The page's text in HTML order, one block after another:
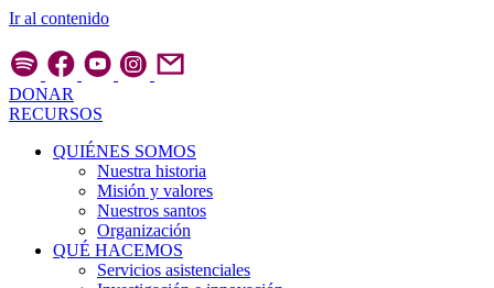
Ir al contenido
DONAR
RECURSOS
QUIÉNES SOMOS
Nuestra historia
Misión y valores
Nuestros santos
Organización
QUÉ HACEMOS
Servicios asistenciales